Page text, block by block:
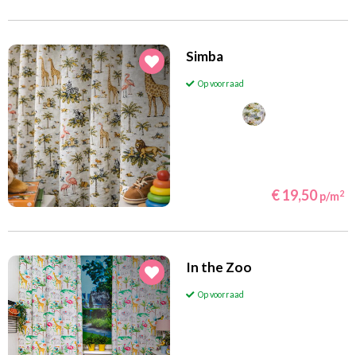
Simba
Op voorraad
€ 19,50 p/m2
In the Zoo
Op voorraad